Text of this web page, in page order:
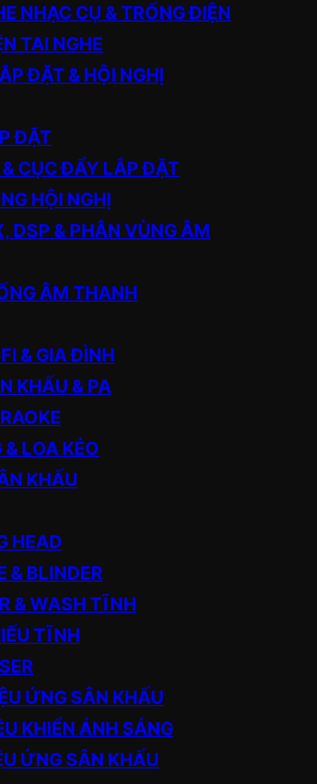
NHẠC CỤ & TRỐNG ĐIỆN
TAI NGHE
ĐẶT & HỘI NGHỊ
ĐẶT
CỤC ĐẨY LẮP ĐẶT
HỘI NGHỊ
DSP & PHÂN VÙNG ÂM
ÂM THANH
& GIA ĐÌNH
KHẤU & PA
LOA KÉO
KHẤU
HEAD
& BLINDER
& WASH TĨNH
TĨNH
ỨNG SÂN KHẤU
KHIỂN ÁNH SÁNG
ỨNG SÂN KHẤU